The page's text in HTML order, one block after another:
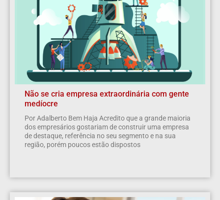
Não se cria empresa extraordinária com gente
medíocre
Por Adalberto Bem Haja Acredito que a grande maioria
dos empresários gostariam de construir uma empresa
de destaque, referência no seu segmento e na sua
região, porém poucos estão dispostos